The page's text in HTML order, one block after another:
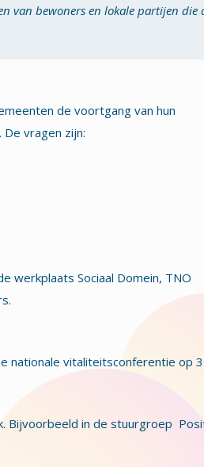
van bewoners en lokale partijen die
de voortgang van hun
vragen zijn:
werkplaats Sociaal Domein, TNO
vitaliteitsconferentie op
Bijvoorbeeld in de stuurgroep